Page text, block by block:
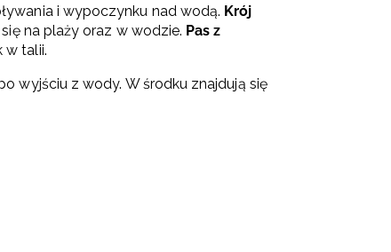
i wypoczynku nad wodą. Krój
na plaży oraz w wodzie. Pas z
w talii.
wyjściu z wody. W środku znajdują się